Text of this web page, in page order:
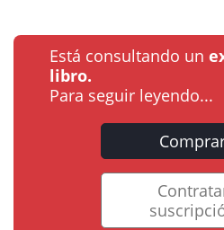
Está consultando un
libro.
Para seguir leyendo...